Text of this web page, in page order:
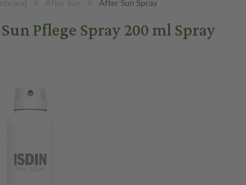
After Sun After Sun Spray
Pflege Spray 200 ml Spray